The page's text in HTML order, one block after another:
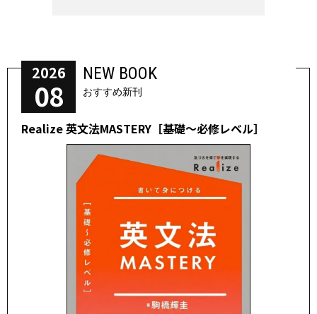
2026
08
NEW BOOK
おすすめ新刊
Realize 英文法MASTERY［基礎～必修レベル］